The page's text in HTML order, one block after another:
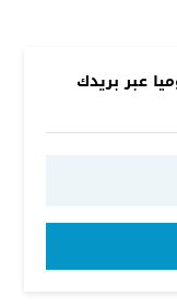
عبر بريدك